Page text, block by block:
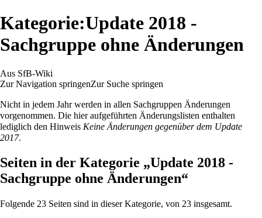
Kategorie:Update 2018 -
Sachgruppe ohne Änderungen
Aus SfB-Wiki
Zur Navigation springenZur Suche springen
Nicht in jedem Jahr werden in allen Sachgruppen Änderungen
vorgenommen. Die hier aufgeführten Änderungslisten enthalten
lediglich den Hinweis Keine Änderungen gegenüber dem Update
2017.
Seiten in der Kategorie „Update 2018 -
Sachgruppe ohne Änderungen“
Folgende 23 Seiten sind in dieser Kategorie, von 23 insgesamt.